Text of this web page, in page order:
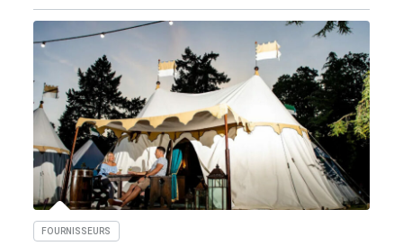
FOURNISSEURS